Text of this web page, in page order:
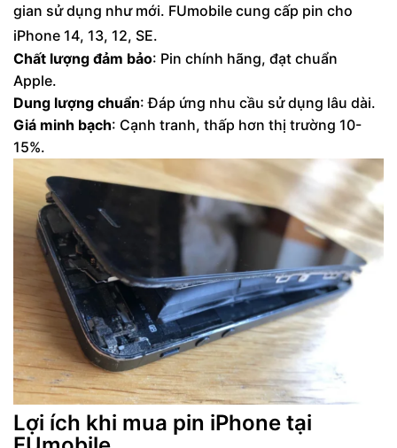
gian sử dụng như mới. FUmobile cung cấp pin cho
iPhone 14, 13, 12, SE.
Chất lượng đảm bảo: Pin chính hãng, đạt chuẩn
Apple.
Dung lượng chuẩn: Đáp ứng nhu cầu sử dụng lâu dài.
Giá minh bạch: Cạnh tranh, thấp hơn thị trường 10-
15%.
Lợi ích khi mua pin iPhone tại